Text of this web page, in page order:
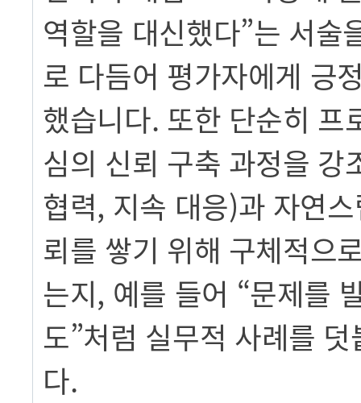
역할을 대신했다”는 서술
로 다듬어 평가자에게 긍
했습니다. 또한 단순히 프
심의 신뢰 구축 과정을
협력, 지속 대응)과 자연
뢰를 쌓기 위해 구체적으
는지, 예를 들어 “문제를
도”처럼 실무적 사례를
다.